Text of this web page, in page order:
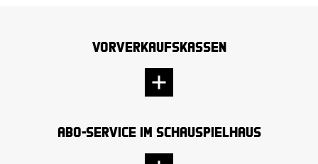
Vorverkaufskassen
Abo-Service im Schauspielhaus